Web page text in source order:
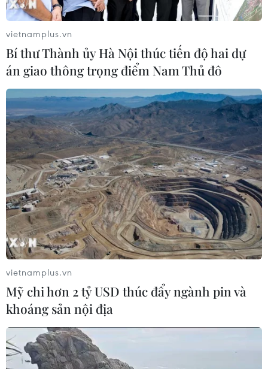
#Mưa to #Thành phố Hồ Chí Minh
#Giông lốc
#Cây đổ
Tp. Hồ Chí Minh
Theo dõi VietnamPlus
TIN LIÊN QUAN
vietnamplus.vn
Bí thư Thành ủy Hà Nội thúc tiến độ hai dự
án giao thông trọng điểm Nam Thủ đô
vietnamplus.vn
Mỹ chi hơn 2 tỷ USD thúc đẩy ngành pin và
khoáng sản nội địa